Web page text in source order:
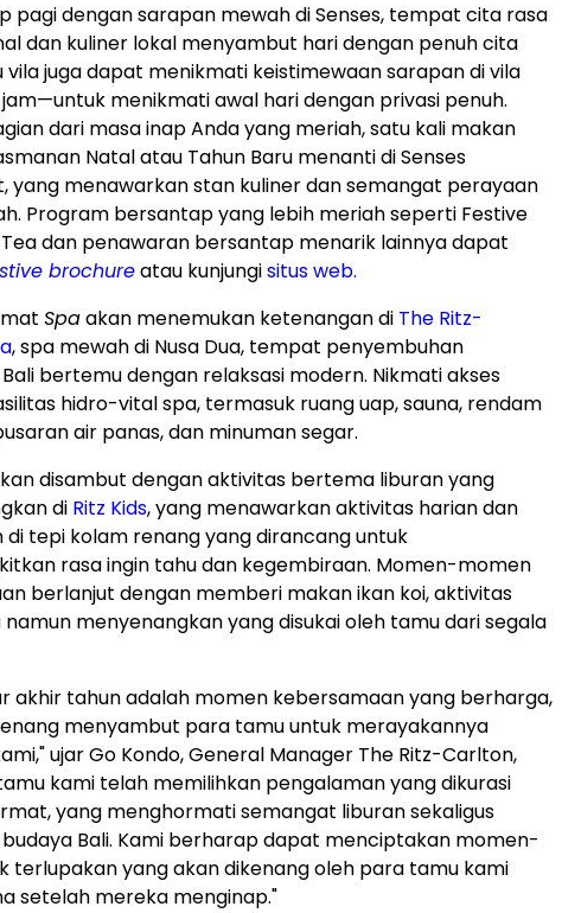
pagi dengan sarapan mewah di Senses, tempat cita rasa
dan kuliner lokal menyambut hari dengan penuh cita
vila juga dapat menikmati keistimewaan sarapan di vila
menikmati awal hari dengan privasi penuh.
dari masa inap Anda yang meriah, satu kali makan
Natal atau Tahun Baru menanti di Senses
yang menawarkan stan kuliner dan semangat perayaan
Program bersantap yang lebih meriah seperti Festive
dan penawaran bersantap menarik lainnya dapat
brochureatau kunjungisitus web.
Spaakan menemukan ketenangan di The Ritz-
, spa mewah di Nusa Dua, tempat penyembuhan
Bali bertemu dengan relaksasi modern. Nikmati akses
hidro-vital spa, termasuk ruang uap, sauna, rendam
air panas, dan minuman segar.
disambut dengan aktivitas bertema liburan yang
di Ritz Kids, yang menawarkan aktivitas harian dan
di tepi kolam renang yang dirancang untuk
rasa ingin tahu dan kegembiraan. Momen-momen
berlanjut dengan memberi makan ikan koi, aktivitas
menyenangkan yang disukai oleh tamu dari segala
akhir tahun adalah momen kebersamaan yang berharga,
menyambut para tamu untuk merayakannya
ujarGo Kondo, General Manager The Ritz-Carlton,
kami telah memilihkan pengalaman yang dikurasi
yang menghormati semangat liburan sekaligus
Bali. Kami berharap dapat menciptakan momen-
terlupakan yang akan dikenang oleh para tamu kami
setelah mereka menginap."